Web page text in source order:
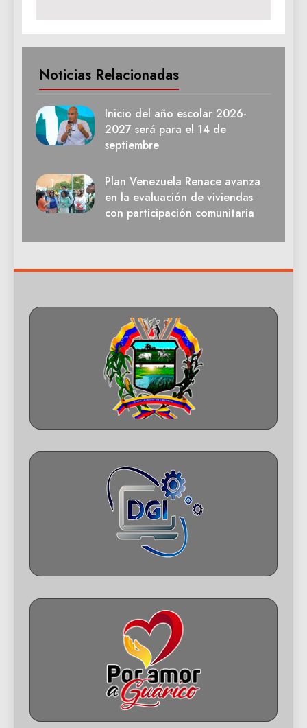
Noticias Relacionadas
Inicio del año escolar 2026-
2027 será para el 14 de
septiembre
Plan Venezuela Renace avanza
en la evaluación de viviendas
con participación comunitaria